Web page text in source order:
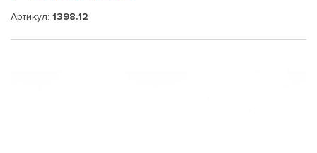
Артикул: 1398.12